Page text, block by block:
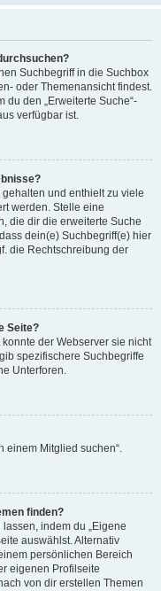
Suchbegriff in die Suchbox
oder Themenansicht findest.
du den „Erweiterte Suche“-
verfügbar ist.
und enthielt zu viele
werden. Stelle eine
die dir die erweiterte Suche
dein(e) Suchbegriff(e) hier
die Rechtschreibung der
Seite?
der Webserver sie nicht
spezifischere Suchbegriffe
Unterforen.
einem Mitglied suchen“.
finden?
indem du „Eigene
auswählst. Alternativ
persönlichen Bereich
eigenen Profilseite
von dir erstellen Themen